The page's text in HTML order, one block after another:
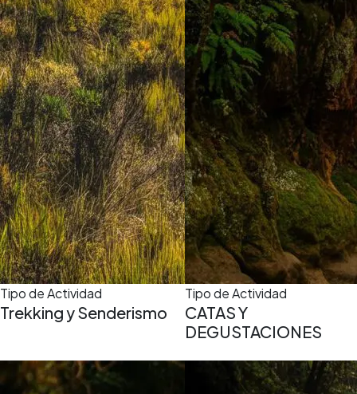
Tipo de Actividad
Trekking y Senderismo
Tipo de Actividad
CATAS Y
DEGUSTACIONES